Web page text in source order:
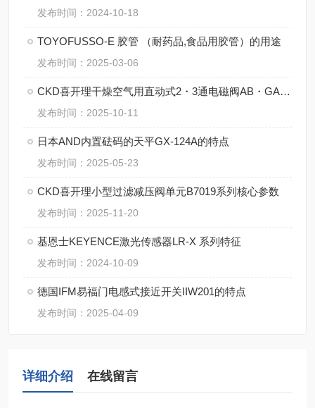
发布时间：2024-10-18
TOYOFUSSO-E 胶管 （耐药品,食品用胶管）的用途
发布时间：2025-03-06
CKD喜开理干燥空气用直动式2・3通电磁阀AB・GAB・AG・GAG-Z系列详解
发布时间：2025-10-11
日本AND内置砝码的天平GX-124A的特点
发布时间：2025-05-23
CKD喜开理小型过滤减压阀单元B7019系列核心参数
发布时间：2025-11-20
基恩士KEYENCE激光传感器LR-X 系列特征
发布时间：2024-10-09
德国IFM易福门电感式接近开关IIW201的特点
发布时间：2025-04-09
详细介绍 在线留言